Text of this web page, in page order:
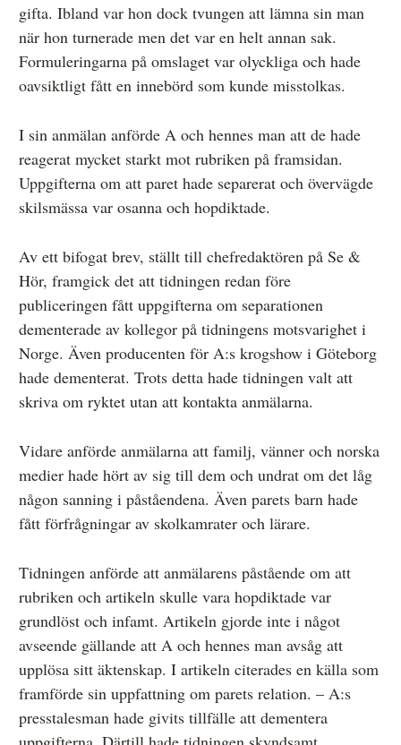
gifta. Ibland var hon dock tvungen att lämna sin man
när hon turnerade men det var en helt annan sak.
Formuleringarna på omslaget var olyckliga och hade
oavsiktligt fått en innebörd som kunde misstolkas.
I sin anmälan anförde A och hennes man att de hade
reagerat mycket starkt mot rubriken på framsidan.
Uppgifterna om att paret hade separerat och övervägde
skilsmässa var osanna och hopdiktade.
Av ett bifogat brev, ställt till chefredaktören på Se &
Hör, framgick det att tidningen redan före
publiceringen fått uppgifterna om separationen
dementerade av kollegor på tidningens motsvarighet i
Norge. Även producenten för A:s krogshow i Göteborg
hade dementerat. Trots detta hade tidningen valt att
skriva om ryktet utan att kontakta anmälarna.
Vidare anförde anmälarna att familj, vänner och norska
medier hade hört av sig till dem och undrat om det låg
någon sanning i påståendena. Även parets barn hade
fått förfrågningar av skolkamrater och lärare.
Tidningen anförde att anmälarens påstående om att
rubriken och artikeln skulle vara hopdiktade var
grundlöst och infamt. Artikeln gjorde inte i något
avseende gällande att A och hennes man avsåg att
upplösa sitt äktenskap. I artikeln citerades en källa som
framförde sin uppfattning om parets relation. – A:s
presstalesman hade givits tillfälle att dementera